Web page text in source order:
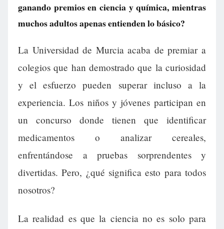
ganando premios en ciencia y química, mientras
muchos adultos apenas entienden lo básico?
La Universidad de Murcia acaba de premiar a
colegios que han demostrado que la curiosidad
y el esfuerzo pueden superar incluso a la
experiencia. Los niños y jóvenes participan en
un concurso donde tienen que identificar
medicamentos o analizar cereales,
enfrentándose a pruebas sorprendentes y
divertidas. Pero, ¿qué significa esto para todos
nosotros?
La realidad es que la ciencia no es solo para